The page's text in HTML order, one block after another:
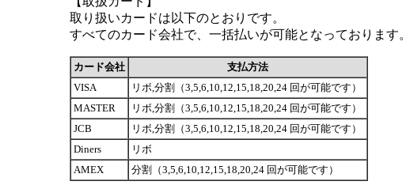
取り扱いカードは以下のとおりです。
すべてのカード会社で、一括払いが可能となっております。
カード会社
支払方法
VISA
リボ,分割（3,5,6,10,12,15,18,20,24 回が可能です）
MASTER
リボ,分割（3,5,6,10,12,15,18,20,24 回が可能です）
JCB
リボ,分割（3,5,6,10,12,15,18,20,24 回が可能です）
Diners
リボ
AMEX
分割（3,5,6,10,12,15,18,20,24 回が可能です）